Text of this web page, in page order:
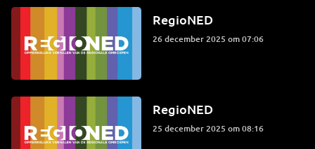
RegioNED
26 december 2025 om 07:06
RegioNED
25 december 2025 om 08:16